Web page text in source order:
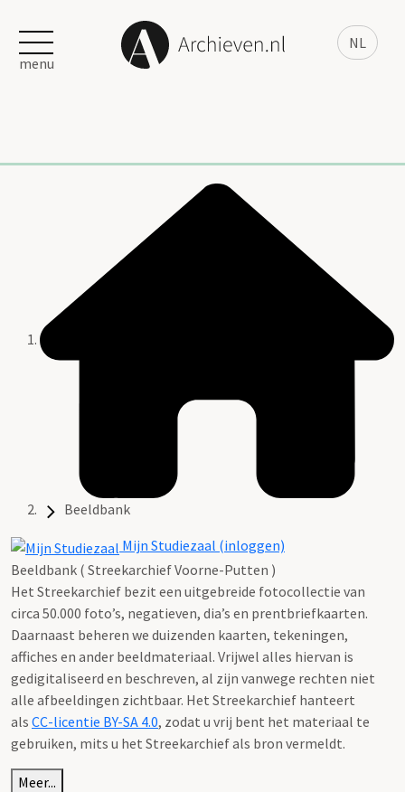
NL
menu
Beeldbank
Mijn Studiezaal (inloggen)
Beeldbank ( Streekarchief Voorne-Putten )
Het Streekarchief bezit een uitgebreide fotocollectie van
circa 50.000 foto’s, negatieven, dia’s en prentbriefkaarten.
Daarnaast beheren we duizenden kaarten, tekeningen,
affiches en ander beeldmateriaal. Vrijwel alles hiervan is
gedigitaliseerd en beschreven, al zijn vanwege rechten niet
alle afbeeldingen zichtbaar. Het Streekarchief hanteert
als CC-licentie BY-SA 4.0, zodat u vrij bent het materiaal te
gebruiken, mits u het Streekarchief als bron vermeldt.
Meer...